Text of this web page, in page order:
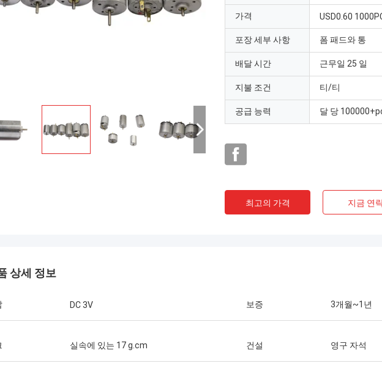
가격 USD0.60
포장 세부 사항 폼 패드와 통
배달 시간 근무일 25 일
지불 조건 티/티
공급 능력 달 당
최고의 가격 지금 연
상세 정보
DC 3V 보증 3개월~1년
실속에 있는 17 g.cm 건설 영구 자석